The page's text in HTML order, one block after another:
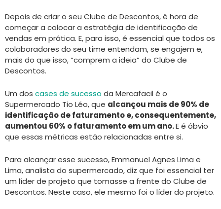
Depois de criar o seu Clube de Descontos, é hora de
começar a colocar a estratégia de identificação de
vendas em prática. E, para isso, é essencial que todos os
colaboradores do seu time entendam, se engajem e,
mais do que isso, “comprem a ideia” do Clube de
Descontos.
Um dos cases de sucesso da Mercafacil é o
Supermercado Tio Léo, que alcançou mais de 90% de
identificação de faturamento e, consequentemente,
aumentou 60% o faturamento em um ano.E é óbvio
que essas métricas estão relacionadas entre si.
Para alcançar esse sucesso, Emmanuel Agnes Lima e
Lima, analista do supermercado, diz que foi essencial ter
um líder de projeto que tomasse a frente do Clube de
Descontos. Neste caso, ele mesmo foi o líder do projeto.